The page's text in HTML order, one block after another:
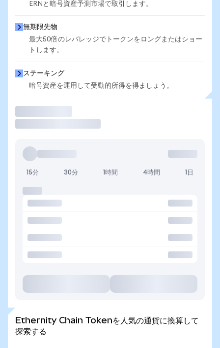
ERNと暗号資産予測市場で取引します。
無期限先物
最大50倍のレバレッジでトークンをロングまたはショー
トします。
ステーキング
暗号資産を運用して受動的所得を得ましょう。
15分 30分 1時間 4時間 1日
Ethernity Chain Tokenを人気の通貨に換算して
探索する